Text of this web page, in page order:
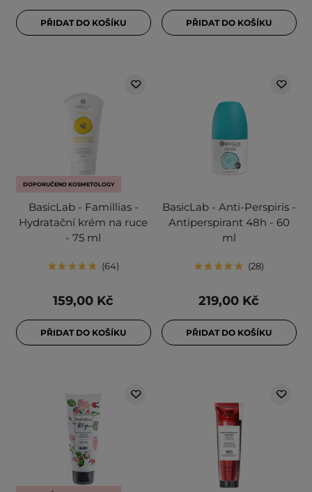
PŘIDAT DO KOŠÍKU PŘIDAT DO KOŠÍKU
DOPORUČENO KOSMETOLOGY
BasicLab - Famillias -
Hydratační krém na ruce
- 75 ml
64
159,00 Kč
PŘIDAT DO KOŠÍKU
BasicLab - Anti-Perspiris -
Antiperspirant 48h - 60
ml
28
219,00 Kč
PŘIDAT DO KOŠÍKU